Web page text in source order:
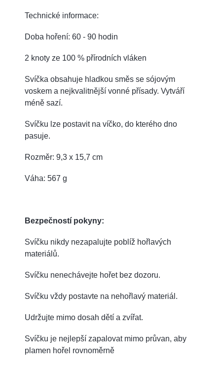
Technické informace:
Doba hoření: 60 - 90 hodin
2 knoty ze 100 % přírodních vláken
Svíčka obsahuje hladkou směs se sójovým
voskem a nejkvalitnější vonné přísady. Vytváří
méně sazí.
Svíčku lze postavit na víčko, do kterého dno
pasuje.
Rozměr: 9,3 x 15,7 cm
Váha: 567 g
Bezpečností pokyny:
Svíčku nikdy nezapalujte poblíž hořlavých
materiálů.
Svíčku nenechávejte hořet bez dozoru.
Svíčku vždy postavte na nehořlavý materiál.
Udržujte mimo dosah dětí a zvířat.
Svíčku je nejlepší zapalovat mimo průvan, aby
plamen hořel rovnoměrně